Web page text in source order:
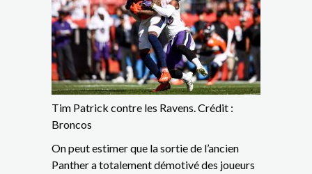
Tim Patrick contre les Ravens. Crédit :
Broncos
On peut estimer que la sortie de l’ancien
Panther a totalement démotivé des joueurs